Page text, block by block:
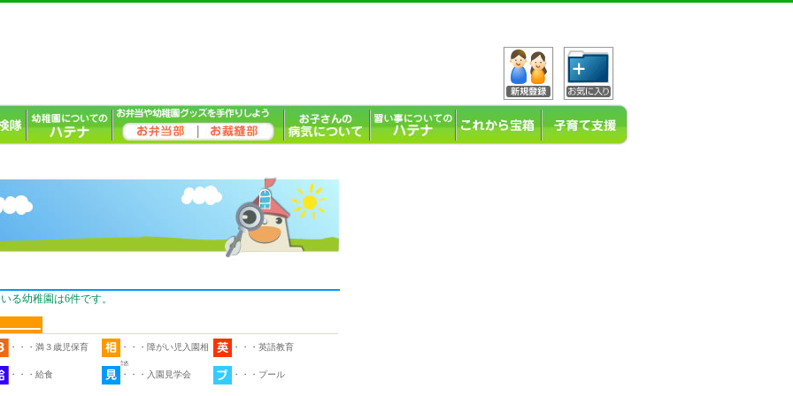
る幼稚園は6件です。
・・・満３歳児保育
・・・障がい児入園相
談
・・・英語教育
・・・給食 ・・・入園見学会 ・・・プール